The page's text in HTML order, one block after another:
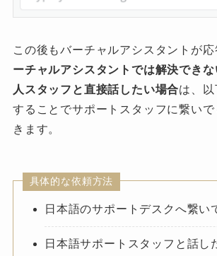
この後もバーチャルアシスタントが
ーチャルアシスタントでは解決でき
人スタッフと直接話したい場合は、以
することでサポートスタッフに繋い
きます。
具体的な依頼方法
日本語のサポートデスクへ繋い
日本語サポートスタッフと話し